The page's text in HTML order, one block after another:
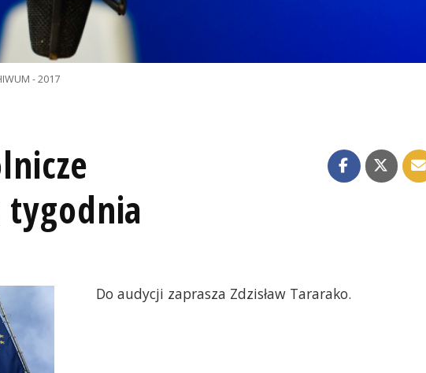
- 2017
Do audycji zaprasza Zdzisław Tararako.